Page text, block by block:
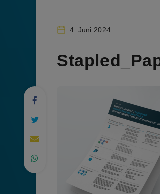
4. Juni 2024